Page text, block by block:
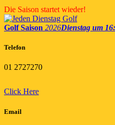
Skip
to
content
Die Saison startet wieder!
Golf Saison 2026Dienstag um
Telefon
01 2727270
Click Here
Email